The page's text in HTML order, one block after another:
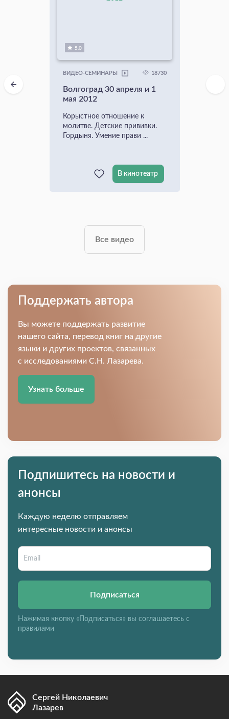
5.0
ВИДЕО-СЕМИНАРЫ 18730
Волгоград 30 апреля и 1
мая 2012
Корыстное отношение к
молитве. Детские прививки.
Гордыня. Умение прави ...
В кинотеатр
Все видео
Поддержать автора
Вы можете поддержать развитие
нашего сайта, перевод книг на другие
языки и других проектов, связанных
с исследованиями С.Н. Лазарева.
Узнать больше
Подпишитесь на новости и
анонсы
Каждую неделю отправляем
интересные новости и анонсы
Подписаться
Нажимая кнопку «Подписаться» вы соглашаетесь с
правилами
Сергей Николаевич
Лазарев